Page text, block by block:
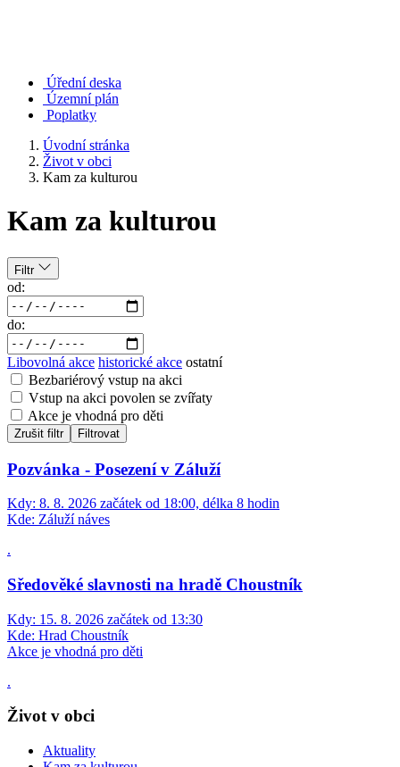
Úřední deska
Územní plán
Poplatky
Úvodní stránka
Život v obci
Kam za kulturou
Kam za kulturou
Filtr
od:
do:
Libovolná akce historické akce ostatní
Bezbariérový vstup na akci
Vstup na akci povolen se zvířaty
Akce je vhodná pro děti
Zrušit filtr Filtrovat
Pozvánka - Posezení v Záluží
Kdy: 8. 8. 2026 začátek od 18:00, délka 8 hodin
Kde: Záluží náves
.
Sředověké slavnosti na hradě Choustník
Kdy: 15. 8. 2026 začátek od 13:30
Kde: Hrad Choustník
Akce je vhodná pro děti
.
Život v obci
Aktuality